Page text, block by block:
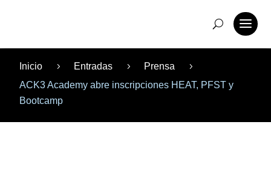
Inicio 5 Entradas 5 Prensa 5
ACK3 Academy abre inscripciones HEAT, PFST y
Bootcamp